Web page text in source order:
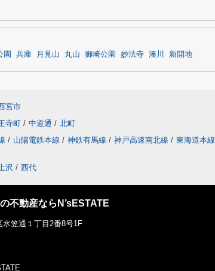
園 兵庫 月見山 丸山 御崎公園 妙法寺 湊川 新開地
宮市
寺町 / 中道通 / 北町
/ 山陽電鉄本線 / 神鉄有馬線 / 神戸高速南北線 / 東海道本線
沢 / 西代
不動産ならN’sESTATE
笠通１丁目2番8号1F